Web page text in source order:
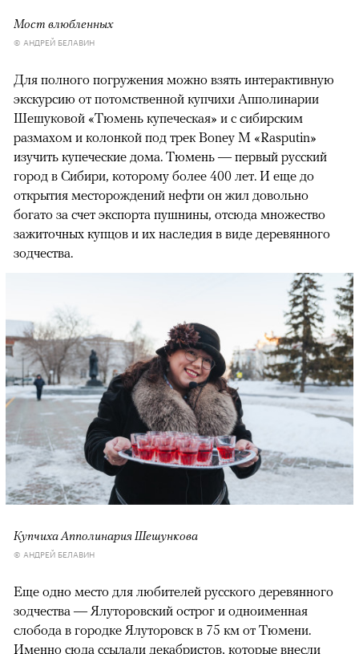
Мост влюбленных
© АНДРЕЙ БЕЛАВИН
Для полного погружения можно взять интерактивную
экскурсию от потомственной купчихи Апполинарии
Шешуковой «Тюмень купеческая» и с сибирским
размахом и колонкой под трек Boney M «Rasputin»
изучить купеческие дома. Тюмень — первый русский
город в Сибири, которому более 400 лет. И еще до
открытия месторождений нефти он жил довольно
богато за счет экспорта пушнины, отсюда множество
зажиточных купцов и их наследия в виде деревянного
зодчества.
Купчиха Апполинария Шешункова
© АНДРЕЙ БЕЛАВИН
Еще одно место для любителей русского деревянного
зодчества — Ялуторовский острог и одноименная
слобода в городке Ялуторовск в 75 км от Тюмени.
Именно сюда ссылали декабристов, которые внесли